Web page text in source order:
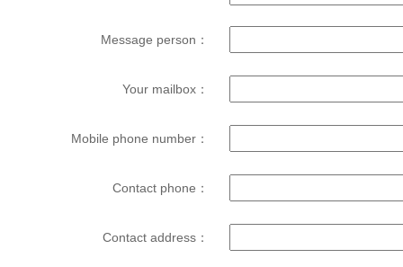
Message person：
Your mailbox：
Mobile phone number：
Contact phone：
Contact address：